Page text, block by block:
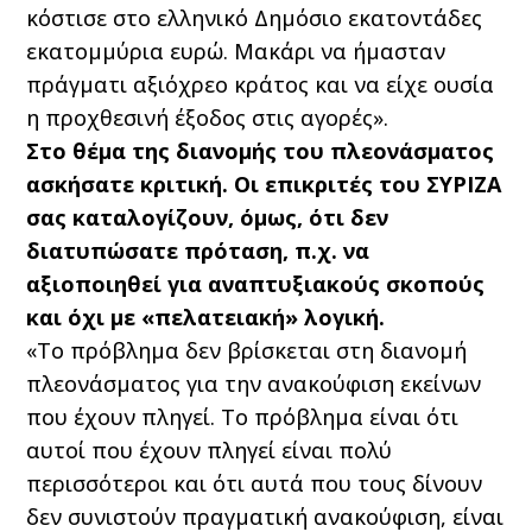
κόστισε στο ελληνικό Δημόσιο εκατοντάδες
εκατομμύρια ευρώ. Μακάρι να ήμασταν
πράγματι αξιόχρεο κράτος και να είχε ουσία
η προχθεσινή έξοδος στις αγορές».
Στο θέμα της διανομής του πλεονάσματος
ασκήσατε κριτική. Οι επικριτές του ΣΥΡΙΖΑ
σας καταλογίζουν, όμως, ότι δεν
διατυπώσατε πρόταση, π.χ. να
αξιοποιηθεί για αναπτυξιακούς σκοπούς
και όχι με «πελατειακή» λογική.
«Το πρόβλημα δεν βρίσκεται στη διανομή
πλεονάσματος για την ανακούφιση εκείνων
που έχουν πληγεί. Το πρόβλημα είναι ότι
αυτοί που έχουν πληγεί είναι πολύ
περισσότεροι και ότι αυτά που τους δίνουν
δεν συνιστούν πραγματική ανακούφιση, είναι